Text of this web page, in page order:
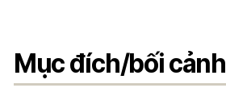
Mục đích/bối cảnh